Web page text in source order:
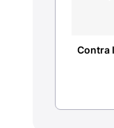
Contra